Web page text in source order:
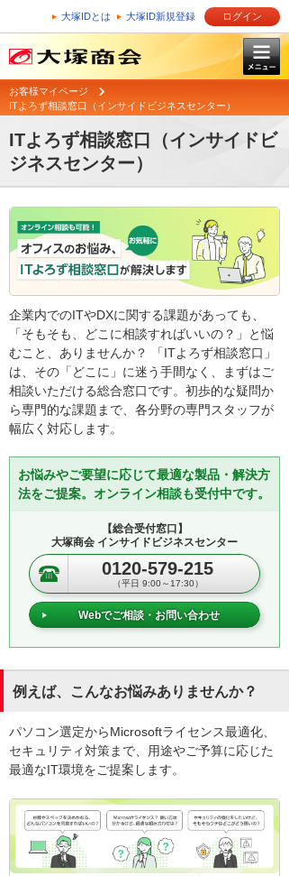
大塚IDとは 大塚ID新規登録 ログイン
お客様マイページ
ITよろず相談窓口（インサイドビジネスセンター）
ITよろず相談窓口（インサイドビ
ジネスセンター）
企業内でのITやDXに関する課題があっても、
「そもそも、どこに相談すればいいの？」と悩
むこと、ありませんか？ 「ITよろず相談窓口」
は、その「どこに」に迷う手間なく、まずはご
相談いただける総合窓口です。初歩的な疑問か
ら専門的な課題まで、各分野の専門スタッフが
幅広く対応します。
お悩みやご要望に応じて最適な製品・解決方
法をご提案。オンライン相談も受付中です。
【総合受付窓口】
大塚商会 インサイドビジネスセンター
0120-579-215
（平日 9:00～17:30）
Webでご相談・お問い合わせ
例えば、こんなお悩みありませんか？
パソコン選定からMicrosoftライセンス最適化、
セキュリティ対策まで、用途やご予算に応じた
最適なIT環境をご提案します。